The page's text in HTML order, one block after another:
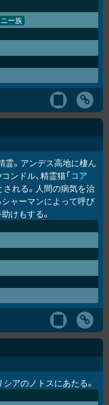
ー族
。アンデス高地に棲ん
ンドル、精霊猫「コア
される。人間の病気を治
ャーマンによって呼び
けもする。
アのノトスにあたる。